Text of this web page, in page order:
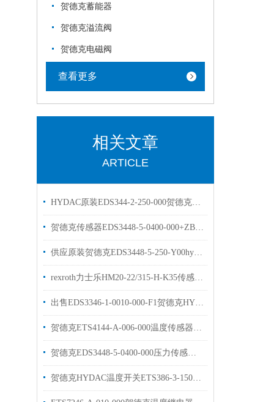
贺德克蓄能器
贺德克溢流阀
贺德克电磁阀
查看更多
相关文章
ARTICLE
HYDAC原装EDS344-2-250-000贺德克压力开关
贺德克传感器EDS3448-5-0400-000+ZBE08+ZBM3000HYDAC现货库存
供应原装贺德克EDS3448-5-250-Y00hydac压力传感器
rexroth力士乐HM20-22/315-H-K35传感器原装现货
出售EDS3346-1-0010-000-F1贺德克HYDAC传感器
贺德克ETS4144-A-006-000温度传感器库存出售
贺德克EDS3448-5-0400-000压力传感器工作原理
贺德克HYDAC温度开关ETS386-3-150-000介绍